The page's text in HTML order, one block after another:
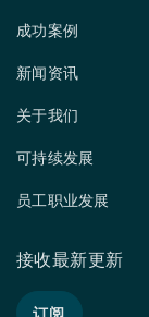
成功案例
新闻资讯
关于我们
可持续发展
员工职业发展
接收最新更新